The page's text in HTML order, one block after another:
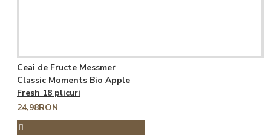
Ceai de Fructe Messmer
Classic Moments Bio Apple
Fresh 18 plicuri
24,98RON